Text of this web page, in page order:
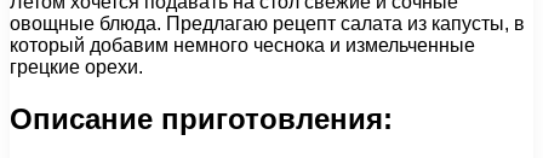
овощные блюда. Предлагаю рецепт салата из капусты, в
который добавим немного чеснока и измельченные
грецкие орехи.
Описание приготовления: